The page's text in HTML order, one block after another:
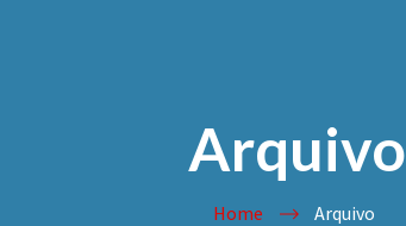
Arquivo
Home Arquivo